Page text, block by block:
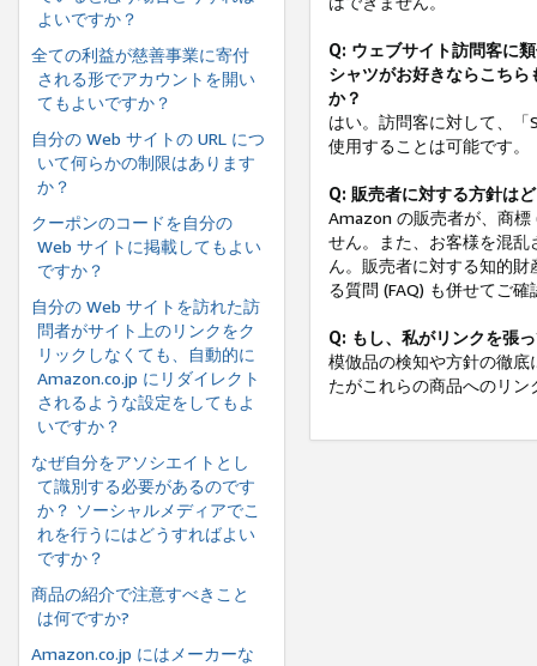
よいですか？
全ての利益が慈善事業に寄付
される形でアカウントを開い
てもよいですか？
自分の Web サイトの URL につ
いて何らかの制限はあります
か？
クーポンのコードを自分の
Web サイトに掲載してもよい
ですか？
自分の Web サイトを訪れた訪
問者がサイト上のリンクをク
リックしなくても、自動的に
Amazon.co.jp にリダイレクト
されるような設定をしてもよ
いですか？
なぜ自分をアソシエイトとし
て識別する必要があるのです
か？ ソーシャルメディアでこ
れを行うにはどうすればよい
ですか？
商品の紹介で注意すべきこと
は何ですか?
Amazon.co.jp にはメーカーな
Q: ウェブサイト訪問客に
シャツがお好きならこち
か？
はい。訪問客に対して、
使用することは可能です。
Q: 販売者に対する方針は
Amazon の販売者が、商標
せん。また、お客様を混
ん。販売者に対する知的財
る質問 (FAQ) も併せてご確
Q: もし、私がリンクを張
模倣品の検知や方針の徹
たがこれらの商品へのリ